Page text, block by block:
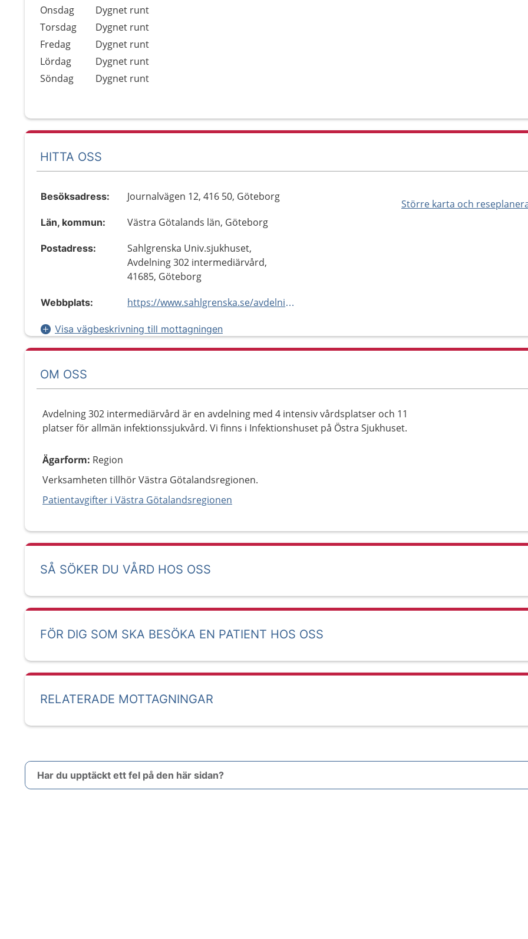
Onsdag
Dygnet runt
Torsdag
Dygnet runt
Fredag
Dygnet runt
Lördag
Dygnet runt
Söndag
Dygnet runt
HITTA OSS
Större karta och
Besöksadress: Journalvägen 12, 416 50, Göteborg
Län, kommun: Västra Götalands län, Göteborg
Postadress:
Sahlgrenska Univ.sjukhuset,
Avdelning 302 intermediärvård,
41685, Göteborg
Webbplats: https://www.sahlgrenska.se/avdelning302
Visa vägbeskrivning till mottagningen
OM OSS
Avdelning 302 intermediärvård är en avdelning med 4 intensiv vårdsplatser och 11
platser för allmän infektionssjukvård. Vi finns i Infektionshuset på Östra Sjukhuset.
Ägarform: Region
Verksamheten tillhör Västra Götalandsregionen.
Patientavgifter i Västra Götalandsregionen
SÅ SÖKER DU VÅRD HOS OSS
FÖR DIG SOM SKA BESÖKA EN PATIENT HOS OSS
RELATERADE MOTTAGNINGAR
Har du upptäckt ett fel på den här sidan?